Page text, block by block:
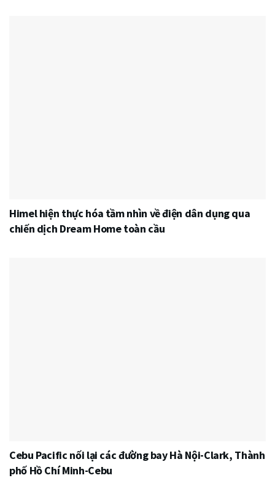
Himel hiện thực hóa tầm nhìn về điện dân dụng qua
chiến dịch Dream Home toàn cầu
Cebu Pacific nối lại các đường bay Hà Nội-Clark, Thành
phố Hồ Chí Minh-Cebu